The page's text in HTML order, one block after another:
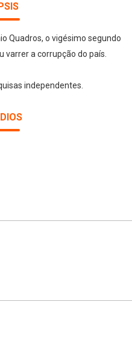
Quadros, o vigésimo segundo
varrer a corrupção do país.
independentes.